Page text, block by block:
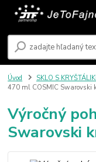
Úvod SKLO S
470 ml COSMIC Swarovski
Výročný
Swarovski